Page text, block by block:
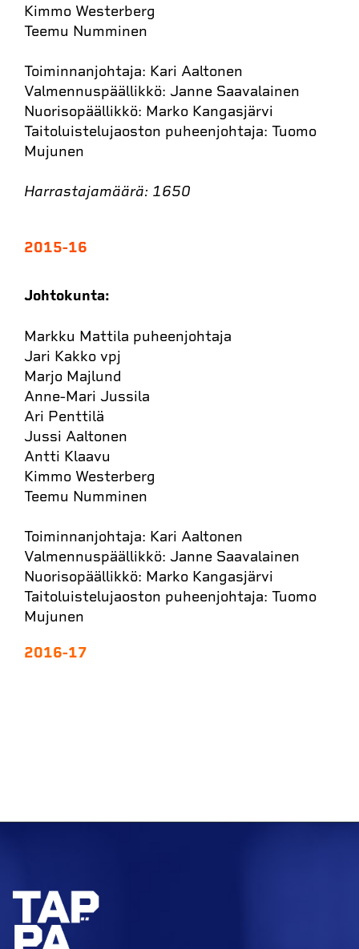
Kimmo Westerberg
Teemu Numminen
Toiminnanjohtaja: Kari Aaltonen
Valmennuspäällikkö: Janne Saavalainen
Nuorisopäällikkö: Marko Kangasjärvi
Taitoluistelujaoston puheenjohtaja: Tuomo
Mujunen
Harrastajamäärä: 1650
2015-16
Johtokunta:
Markku Mattila puheenjohtaja
Jari Kakko vpj
Marjo Majlund
Anne-Mari Jussila
Ari Penttilä
Jussi Aaltonen
Antti Klaavu
Kimmo Westerberg
Teemu Numminen
Toiminnanjohtaja: Kari Aaltonen
Valmennuspäällikkö: Janne Saavalainen
Nuorisopäällikkö: Marko Kangasjärvi
Taitoluistelujaoston puheenjohtaja: Tuomo
Mujunen
2016-17